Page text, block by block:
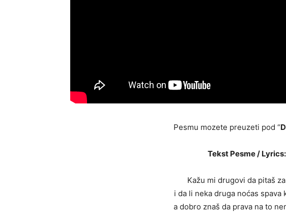
Pesmu mozete preuzeti pod “
Tekst Pesme / Lyrics:
Kažu mi drugovi da pitaš
i da li neka druga noćas spava
a dobro znaš da prava na to